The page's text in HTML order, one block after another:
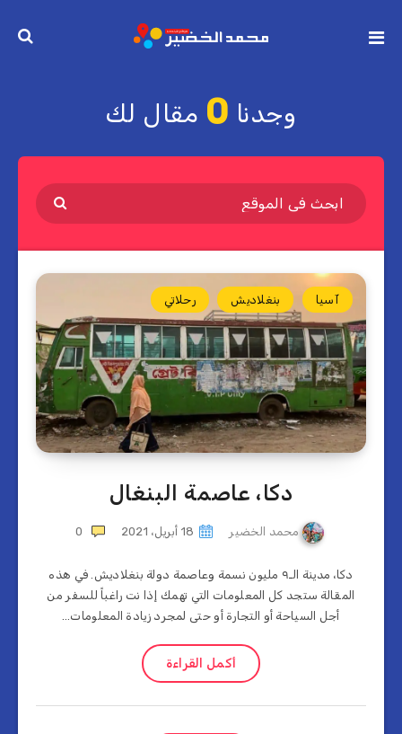
وجدنا 0 مقال لك
آسيا بنغلاديش رحلاتي
دكا، عاصمة البنغال
محمد الخضير 18 أبريل، 2021 0
دكا، مدينة الـ٩ مليون نسمة وعاصمة دولة بنغلاديش. في هذه
المقالة ستجد كل المعلومات التي تهمك إذا نت راغباً للسفر من
أجل السياحة أو التجارة أو حتى لمجرد زيادة المعلومات…
أكمل القراءة